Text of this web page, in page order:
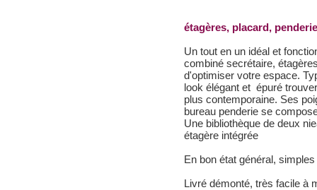
étagères, placard,
Un tout en un idéal et
combiné secrétaire,
d'optimiser votre espace.
look élégant et épuré
plus contemporaine. Ses
bureau penderie se
Une bibliothèque de deux
étagère intégrée
En bon état général,
Livré démonté, très facile à